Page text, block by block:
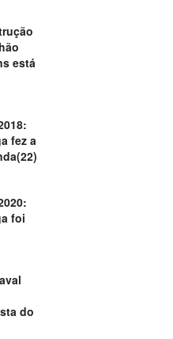
está
fez a
foi
do